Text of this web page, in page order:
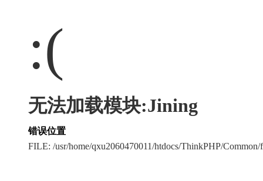
:(
无法加载模块:Jining
错误位置
FILE: /usr/home/qxu2060470011/htdocs/ThinkPHP/